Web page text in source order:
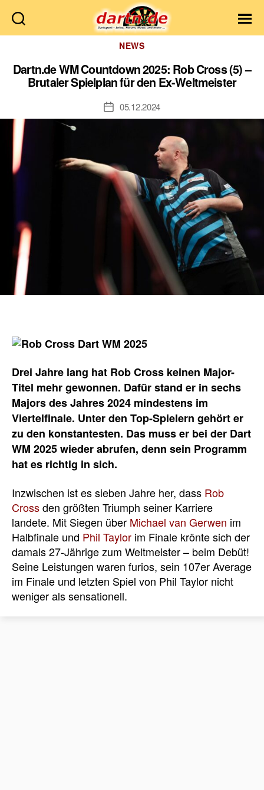
Dartn.de
Kategorien
NEWS
Dartn.de WM Countdown 2025: Rob Cross (5) –
Brutaler Spielplan für den Ex-Weltmeister
Veröffentlichungsdatum
05.12.2024
Drei Jahre lang hat Rob Cross keinen Major-
Titel mehr gewonnen. Dafür stand er in sechs
Majors des Jahres 2024 mindestens im
Viertelfinale. Unter den Top-Spielern gehört er
zu den konstantesten. Das muss er bei der Dart
WM 2025 wieder abrufen, denn sein Programm
hat es richtig in sich.
Inzwischen ist es sieben Jahre her, dass Rob
Crossden größten Triumph seiner Karriere
landete. Mit Siegen über Michael van Gerwen im
Halbfinale und Phil Taylor im Finale krönte sich der
damals 27-Jährige zum Weltmeister – beim Debüt!
Seine Leistungen waren furios, sein 107er Average
im Finale und letzten Spiel von Phil Taylor nicht
weniger als sensationell.